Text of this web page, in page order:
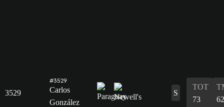
3529
#3529
Carlos
González
S
TOT
73
62